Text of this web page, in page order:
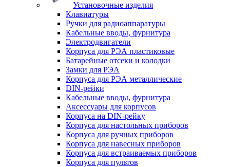
Установочные изделия
Клавиатуры
Ручки для радиоаппаратуры
Кабельные вводы, фурнитура
Электродвигатели
Корпуса для РЭА пластиковые
Батарейные отсеки и колодки
Замки для РЭА
Корпуса для РЭА металлические
DIN-рейки
Кабельные вводы, фурнитура
Аксессуары для корпусов
Корпуса на DIN-рейку
Корпуса для настольных приборов
Корпуса для ручных приборов
Корпуса для навесных приборов
Корпуса для встраиваемых приборов
Корпуса для пультов